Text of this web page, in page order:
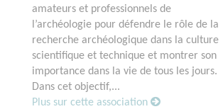
amateurs et professionnels de
l’archéologie pour défendre le rôle de la
recherche archéologique dans la culture
scientifique et technique et montrer son
importance dans la vie de tous les jours.
Dans cet objectif,...
Plus sur cette association